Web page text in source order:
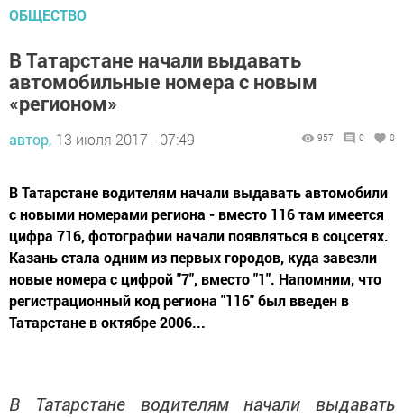
ОБЩЕСТВО
В Татарстане начали выдавать
автомобильные номера с новым
«регионом»
автор, 13 июля 2017 - 07:49 957 0 0
В Татарстане водителям начали выдавать автомобили
с новыми номерами региона - вместо 116 там имеется
цифра 716, фотографии начали появляться в соцсетях.
Казань стала одним из первых городов, куда завезли
новые номера с цифрой "7", вместо "1". Напомним, что
регистрационный код региона "116" был введен в
Татарстане в октябре 2006...
В Татарстане водителям начали выдавать